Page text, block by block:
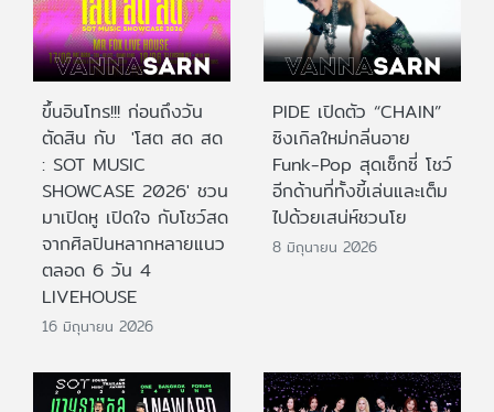
ขึ้นอินโทร!!! ก่อนถึงวัน
ตัดสิน กับ 'โสต สด สด
: SOT MUSIC
SHOWCASE 2026' ชวน
มาเปิดหู เปิดใจ กับโชว์สด
จากศิลปินหลากหลายแนว
ตลอด 6 วัน 4
LIVEHOUSE
16 มิถุนายน 2026
PIDE เปิดตัว “CHAIN”
ซิงเกิลใหม่กลิ่นอาย
Funk-Pop สุดเซ็กซี่ โชว์
อีกด้านที่ทั้งขี้เล่นและเต็ม
ไปด้วยเสน่ห์ชวนโย
8 มิถุนายน 2026